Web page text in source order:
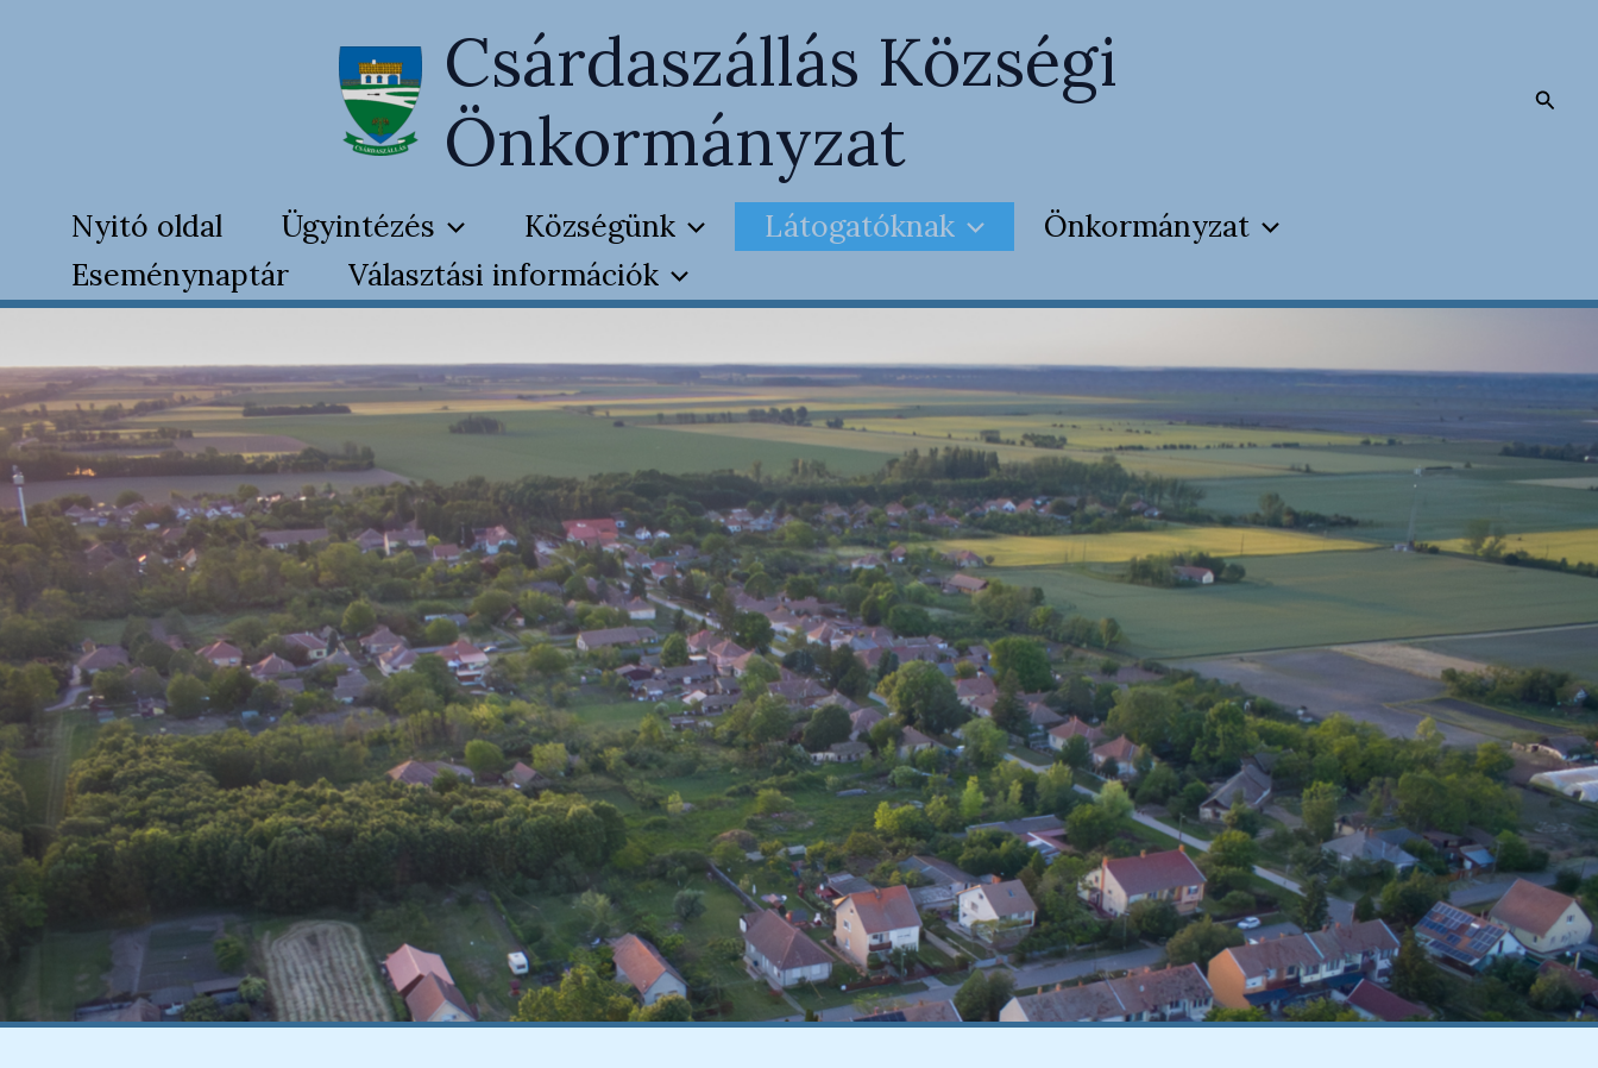
Csárdaszállás Községi
Önkormányzat
Nyitó oldal Ügyintézés Községünk Látogatóknak
Önkormányzat
Eseménynaptár
Választási információk